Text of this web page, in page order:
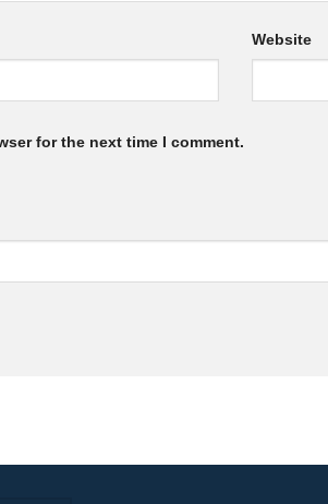
Website
for the next time I comment.